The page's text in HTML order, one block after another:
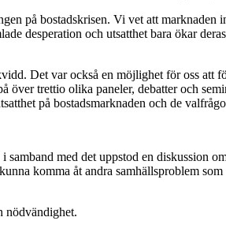
på bostadskrisen. Vi vet att marknaden
desperation och utsatthet bara ökar
Det var också en möjlighet för oss
trettio olika paneler, debatter och
på bostadsmarknaden och de
med det uppstod en diskussion
komma åt andra samhällsproblem
nödvändighet.